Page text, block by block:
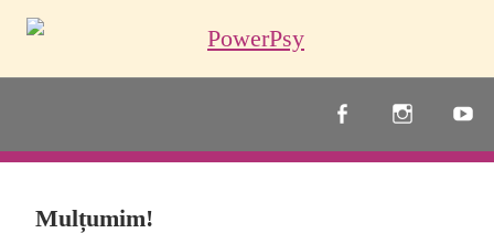
Skip
Mulțumim!